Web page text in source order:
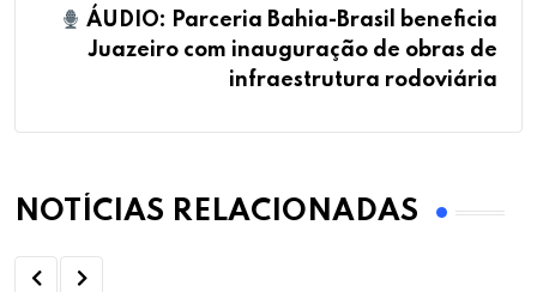
ÁUDIO: Parceria Bahia-Brasil beneficia
Juazeiro com inauguração de obras de
infraestrutura rodoviária
NOTÍCIAS RELACIONADAS